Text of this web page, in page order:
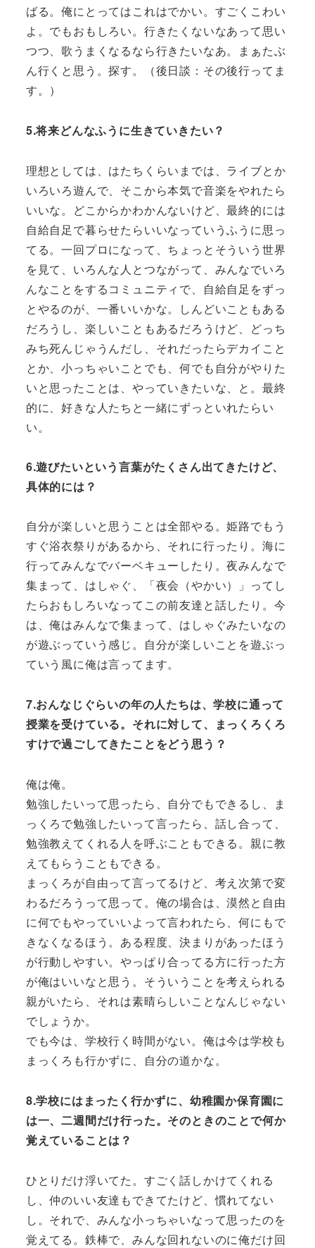
ばる。俺にとってはこれはでかい。すごくこわい
よ。でもおもしろい。行きたくないなあって思い
つつ、歌うまくなるなら行きたいなあ。まぁたぶ
ん行くと思う。探す。（後日談：その後行ってま
す。）
5.将来どんなふうに生きていきたい？
理想としては、はたちくらいまでは、ライブとか
いろいろ遊んで、そこから本気で音楽をやれたら
いいな。どこからかわかんないけど、最終的には
自給自足で暮らせたらいいなっていうふうに思っ
てる。一回プロになって、ちょっとそういう世界
を見て、いろんな人とつながって、みんなでいろ
んなことをするコミュニティで、自給自足をずっ
とやるのが、一番いいかな。しんどいこともある
だろうし、楽しいこともあるだろうけど、どっち
みち死んじゃうんだし、それだったらデカイこと
とか、小っちゃいことでも、何でも自分がやりた
いと思ったことは、やっていきたいな、と。最終
的に、好きな人たちと一緒にずっといれたらい
い。
6.遊びたいという言葉がたくさん出てきたけど、
具体的には？
自分が楽しいと思うことは全部やる。姫路でもう
すぐ浴衣祭りがあるから、それに行ったり。海に
行ってみんなでバーベキューしたり。夜みんなで
集まって、はしゃぐ、「夜会（やかい）」ってし
たらおもしろいなってこの前友達と話したり。今
は、俺はみんなで集まって、はしゃぐみたいなの
が遊ぶっていう感じ。自分が楽しいことを遊ぶっ
ていう風に俺は言ってます。
7.おんなじぐらいの年の人たちは、学校に通って
授業を受けている。それに対して、まっくろくろ
すけで過ごしてきたことをどう思う？
俺は俺。
勉強したいって思ったら、自分でもできるし、ま
っくろで勉強したいって言ったら、話し合って、
勉強教えてくれる人を呼ぶこともできる。親に教
えてもらうこともできる。
まっくろが自由って言ってるけど、考え次第で変
わるだろうって思って。俺の場合は、漠然と自由
に何でもやっていいよって言われたら、何にもで
きなくなるほう。ある程度、決まりがあったほう
が行動しやすい。やっぱり合ってる方に行った方
が俺はいいなと思う。そういうことを考えられる
親がいたら、それは素晴らしいことなんじゃない
でしょうか。
でも今は、学校行く時間がない。俺は今は学校も
まっくろも行かずに、自分の道かな。
8.学校にはまったく行かずに、幼稚園か保育園に
は一、二週間だけ行った。そのときのことで何か
覚えていることは？
ひとりだけ浮いてた。すごく話しかけてくれる
し、仲のいい友達もできてたけど、慣れてない
し。それで、みんな小っちゃいなって思ったのを
覚えてる。鉄棒で、みんな回れないのに俺だけ回